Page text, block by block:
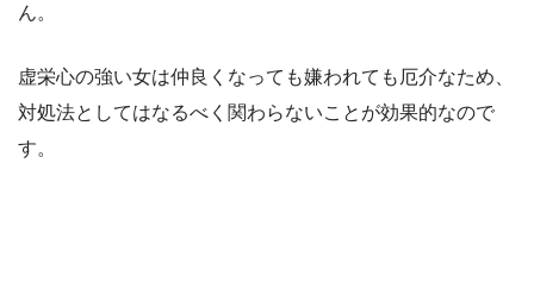
ん。
虚栄心の強い女は仲良くなっても嫌われても厄介なため、
対処法としてはなるべく関わらないことが効果的なので
す。